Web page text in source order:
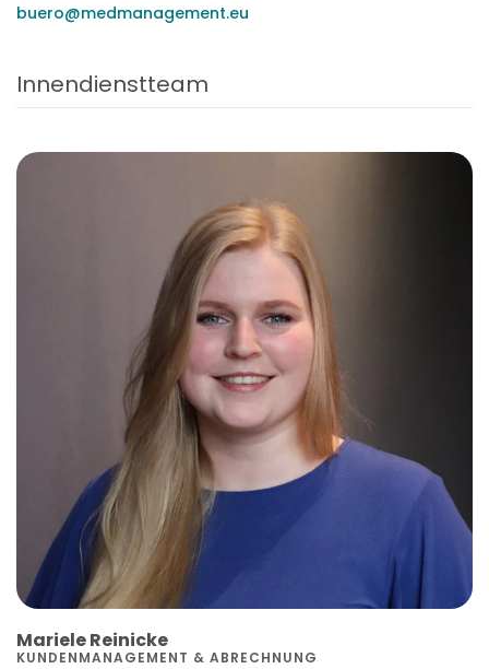
buero@medmanagement.eu
Innendienstteam
Mariele Reinicke
KUNDENMANAGEMENT & ABRECHNUNG